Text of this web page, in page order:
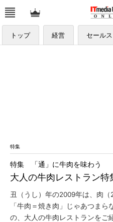
トップ 経営 セールス
特集
大人の牛肉レストラン特
特集 「通」に牛肉を味わう
丑（うし）年の2009年は、肉（
「牛肉＝焼き肉」じゃあつま
の、大人の牛肉レストランをご